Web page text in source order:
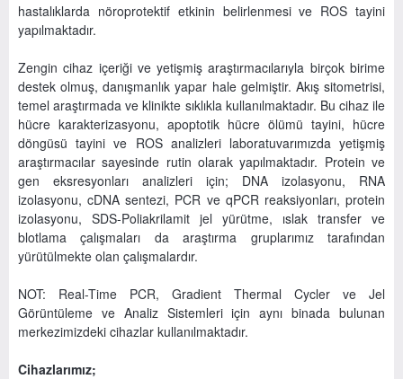
hastalıklarda nöroprotektif etkinin belirlenmesi ve ROS tayini
yapılmaktadır.
Zengin cihaz içeriği ve yetişmiş araştırmacılarıyla birçok birime
destek olmuş, danışmanlık yapar hale gelmiştir. Akış sitometrisi,
temel araştırmada ve klinikte sıklıkla kullanılmaktadır. Bu cihaz ile
hücre karakterizasyonu, apoptotik hücre ölümü tayini, hücre
döngüsü tayini ve ROS analizleri laboratuvarımızda yetişmiş
araştırmacılar sayesinde rutin olarak yapılmaktadır. Protein ve
gen eksresyonları analizleri için; DNA izolasyonu, RNA
izolasyonu, cDNA sentezi, PCR ve qPCR reaksiyonları, protein
izolasyonu, SDS-Poliakrilamit jel yürütme, ıslak transfer ve
blotlama çalışmaları da araştırma gruplarımız tarafından
yürütülmekte olan çalışmalardır.
NOT: Real-Time PCR, Gradient Thermal Cycler ve Jel
Görüntüleme ve Analiz Sistemleri için aynı binada bulunan
merkezimizdeki cihazlar kullanılmaktadır.
Cihazlarımız;